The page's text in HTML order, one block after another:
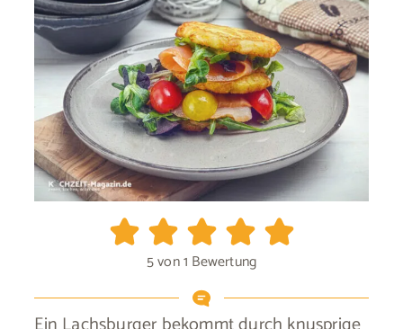
5von 1 Bewertung